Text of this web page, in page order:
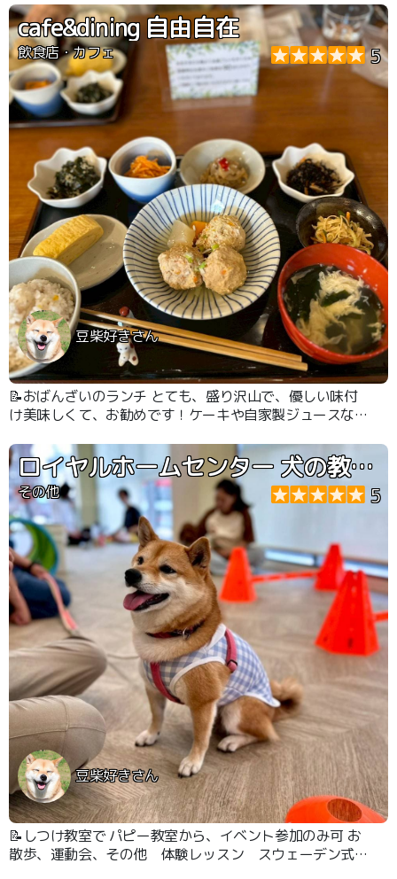
cafe&dining 自由自在
飲食店・カフェ 5
豆柴好きさん
📝おばんざいのランチ とても、盛り沢山で、優しい味付
け美味しくて、お勧めです！ケーキや自家製ジュースなど
レ、カフェマットや椅子に座れる犬なら大丈夫です！ ロイヤルホームセンター 犬の教室 運動会
その他 5
豆柴好きさん
📝しつけ教室で パピー教室から、イベント参加のみ可 お
散歩、運動会、その他 体験レッスン スウェーデン式マ